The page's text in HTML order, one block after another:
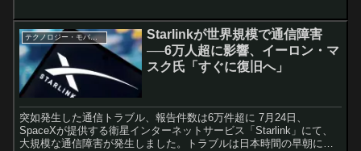
にとって見逃せない一台となりそうです。
テクノロジー・モバイル
Starlinkが世界規模で通信障害
──6万人超に影響、イーロン・マ
スク氏「すぐに復旧へ」
突如発生した通信トラブル、報告件数は6万件超に 7月24日、
SpaceXが提供する衛星インターネットサービス「Starlink」にて、
大規模な通信障害が発生しました。トラブルは日本時間の早朝に確